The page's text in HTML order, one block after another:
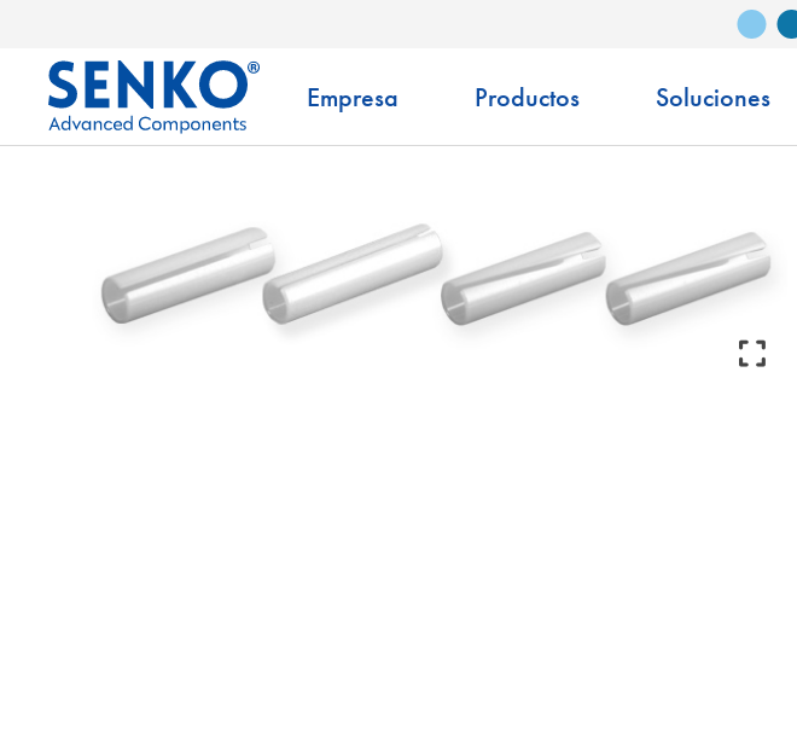
Vimeo
Empresa Productos Soluciones